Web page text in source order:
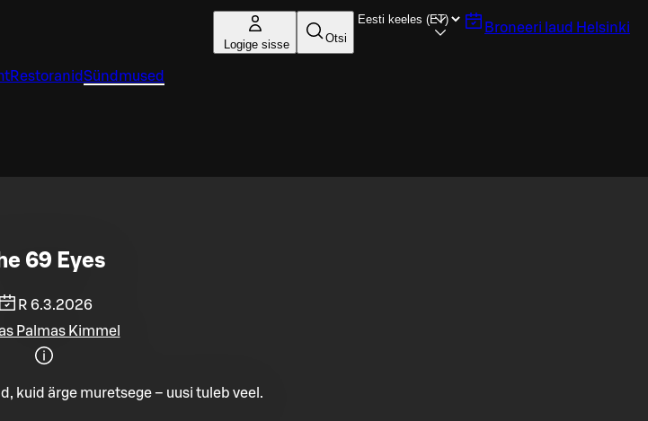
Logige sisse Otsi
Broneeri laud Helsinki
RestoranidSündmused
69 Eyes
R 6.3.2026
Palmas Kimmel
kuid ärge muretsege – uusi tuleb veel.